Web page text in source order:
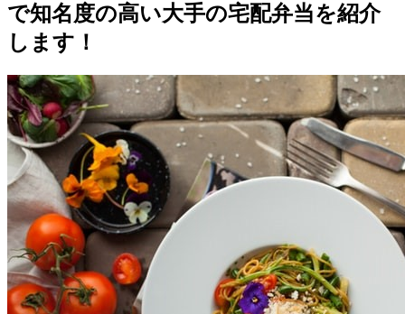
で知名度の高い大手の宅配弁当を紹介
します！